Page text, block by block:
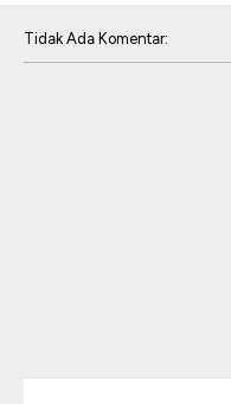
Tidak Ada Komentar: